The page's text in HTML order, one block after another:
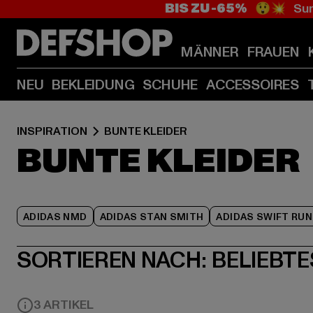
BIS ZU -65% 😲💥
MÄNNER FRAUEN
NEU BEKLEIDUNG SCHUHE ACCESSOIRES
INSPIRATION BUNTE KLEIDER
BUNTE KLEIDER
ADIDAS NMD ADIDAS STAN SMITH ADIDAS SWIFT RUN
SORTIEREN NACH:
3 ARTIKEL